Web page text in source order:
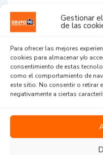
Gestionar
de las
Para ofrecer las mejores
cookies para almacenar y/o
consentimiento de estas
como el comportamiento de
este sitio. No consentir o retirar
negativamente a ciertas
Agent Reviews
...